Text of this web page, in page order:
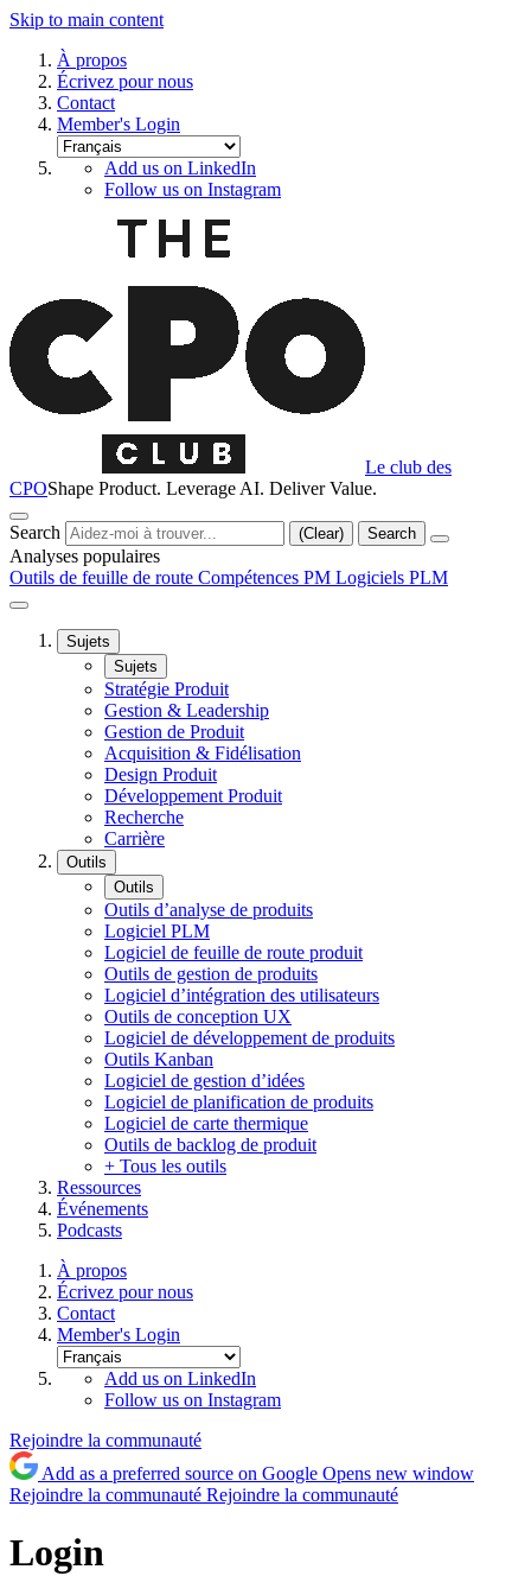
Skip to main content
À propos
Écrivez pour nous
Contact
Member's Login
Add us on LinkedIn
Follow us on Instagram
Le club des
CPOShape Product. Leverage AI. Deliver Value.
Search (Clear) Search
Analyses populaires
Outils de feuille de route Compétences PM Logiciels PLM
Sujets
Sujets
Stratégie Produit
Gestion & Leadership
Gestion de Produit
Acquisition & Fidélisation
Design Produit
Développement Produit
Recherche
Carrière
Outils
Outils
Outils d’analyse de produits
Logiciel PLM
Logiciel de feuille de route produit
Outils de gestion de produits
Logiciel d’intégration des utilisateurs
Outils de conception UX
Logiciel de développement de produits
Outils Kanban
Logiciel de gestion d’idées
Logiciel de planification de produits
Logiciel de carte thermique
Outils de backlog de produit
+ Tous les outils
Ressources
Événements
Podcasts
À propos
Écrivez pour nous
Contact
Member's Login
Add us on LinkedIn
Follow us on Instagram
Rejoindre la communauté
Add as a preferred source on Google Opens new window
Rejoindre la communauté Rejoindre la communauté
Login